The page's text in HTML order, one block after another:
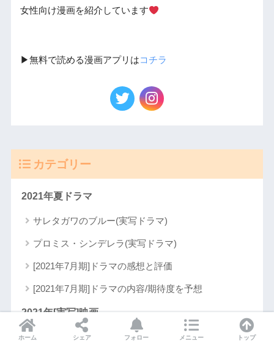
女性向け漫画を紹介しています
▶︎無料で読める漫画アプリはコチラ
カテゴリー
2021年夏ドラマ
サレタガワのブルー(実写ドラマ)
プロミス・シンデレラ(実写ドラマ)
[2021年7月期]ドラマの感想と評価
[2021年7月期]ドラマの内容/期待度を予想
2021年[実写]映画
ハニーレモンソーダ(実写映画)
ホーム シェア フォロー メニュー トップ